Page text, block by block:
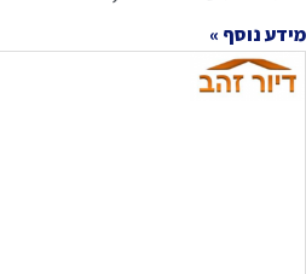
מידע נוסף »